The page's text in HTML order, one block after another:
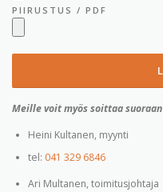
PIIRUSTUS / PDF
Meille voit myös soittaa suoraan
Heini Kultanen, myynti
tel: 041 329 6846
Ari Multanen, toimitusjohtaja